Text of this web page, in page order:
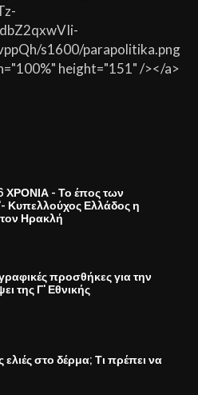
s1600/parapolitika.png
height="151" /></a>
ΧΡΟΝΙΑ - Το έπος των
Κυπελλούχος Ελλάδος η
Ηρακλή
προσθήκες για την
της Γ' Εθνικής
ελιές στο δέρμα; Τι πρέπει να